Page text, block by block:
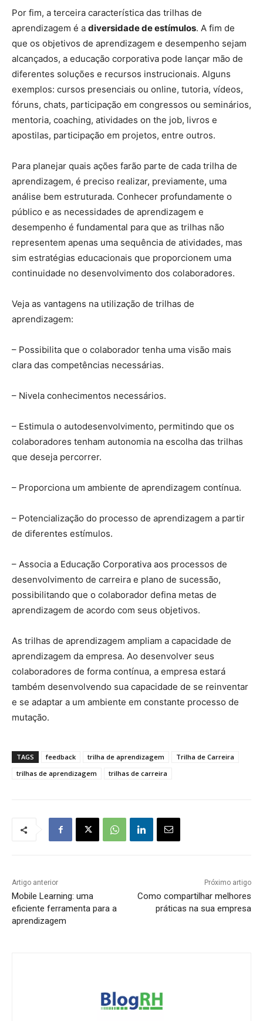
Por fim, a terceira característica das trilhas de
aprendizagem é a diversidade de estímulos. A fim de
que os objetivos de aprendizagem e desempenho sejam
alcançados, a educação corporativa pode lançar mão de
diferentes soluções e recursos instrucionais. Alguns
exemplos: cursos presenciais ou online, tutoria, vídeos,
fóruns, chats, participação em congressos ou seminários,
mentoria, coaching, atividades on the job, livros e
apostilas, participação em projetos, entre outros.
Para planejar quais ações farão parte de cada trilha de
aprendizagem, é preciso realizar, previamente, uma
análise bem estruturada. Conhecer profundamente o
público e as necessidades de aprendizagem e
desempenho é fundamental para que as trilhas não
representem apenas uma sequência de atividades, mas
sim estratégias educacionais que proporcionem uma
continuidade no desenvolvimento dos colaboradores.
Veja as vantagens na utilização de trilhas de
aprendizagem:
– Possibilita que o colaborador tenha uma visão mais
clara das competências necessárias.
– Nivela conhecimentos necessários.
– Estimula o autodesenvolvimento, permitindo que os
colaboradores tenham autonomia na escolha das trilhas
que deseja percorrer.
– Proporciona um ambiente de aprendizagem contínua.
– Potencialização do processo de aprendizagem a partir
de diferentes estímulos.
– Associa a Educação Corporativa aos processos de
desenvolvimento de carreira e plano de sucessão,
possibilitando que o colaborador defina metas de
aprendizagem de acordo com seus objetivos.
As trilhas de aprendizagem ampliam a capacidade de
aprendizagem da empresa. Ao desenvolver seus
colaboradores de forma contínua, a empresa estará
também desenvolvendo sua capacidade de se reinventar
e se adaptar a um ambiente em constante processo de
mutação.
TAGS feedback trilha de aprendizagem
Trilha de Carreira
trilhas de aprendizagem
trilhas de carreira
Artigo anterior
Mobile Learning: uma
eficiente ferramenta para a
aprendizagem
Próximo artigo
Como compartilhar melhores
práticas na sua empresa